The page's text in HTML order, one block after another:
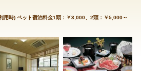
時) ペット宿泊料金1頭：￥3,000、2頭：￥5,000～